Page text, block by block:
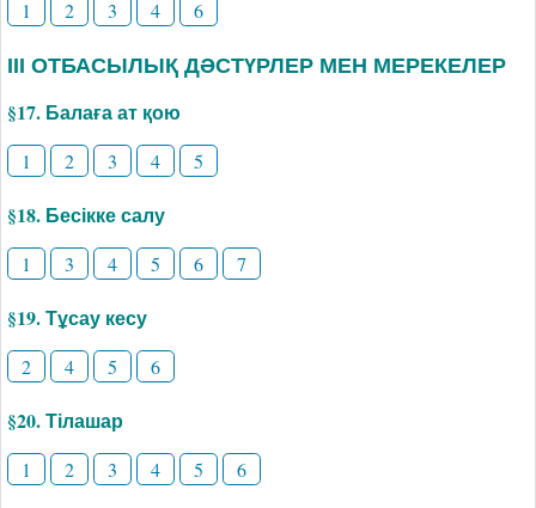
1 2 3 4 6
ІІІ ОТБАСЫЛЫҚ ДӘСТҮРЛЕР МЕН МЕРЕКЕЛЕР
§17. Балаға ат қою
1 2 3 4 5
§18. Бесікке салу
1 3 4 5 6 7
§19. Тұсау кесу
2 4 5 6
§20. Тілашар
1 2 3 4 5 6